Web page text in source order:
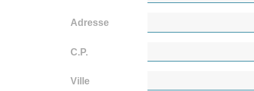
Adresse
C.P.
Ville